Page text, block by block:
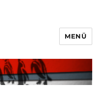
MENÜ